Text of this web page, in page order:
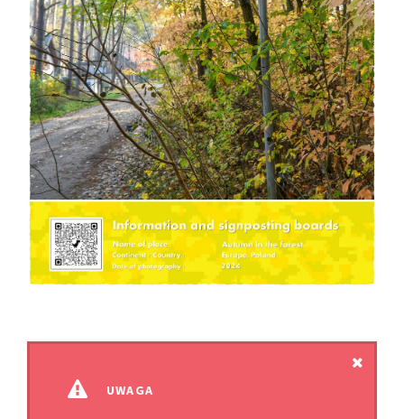
UWAGA